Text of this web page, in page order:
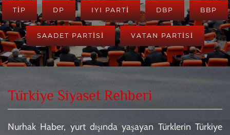
TİP DP IYI PARTİ DBP BBP
SAADET PARTİSİ VATAN PARTİSİ
Türkiye Siyaset Rehberi
Nurhak Haber, yurt dışında yaşayan Türklerin Türkiye